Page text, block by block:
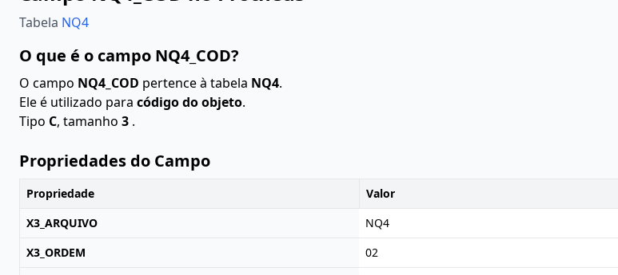
Tabela NQ4
O que é o campo NQ4_COD?
O campo NQ4_COD pertence à tabela NQ4.
Ele é utilizado para código do objeto.
Tipo C, tamanho 3 .
Propriedades do Campo
Propriedade
Valor
X3_ARQUIVO
NQ4
X3_ORDEM
02